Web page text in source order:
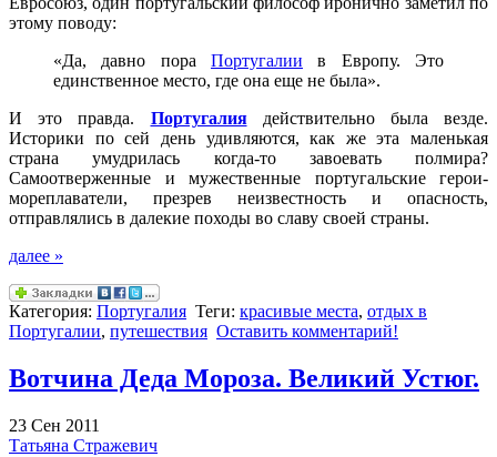
этому поводу:
«Да, давно пора Португалии в Европу. Это
единственное место, где она еще не была».
И это правда. Португалиядействительно была везде.
Историки по сей день удивляются, как же эта маленькая
страна умудрилась когда-то завоевать полмира?
Самоотверженные и мужественные португальские герои-
мореплаватели, презрев неизвестность и опасность,
отправлялись в далекие походы во славу своей страны.
далее »
Категория: Португалия Теги: красивые места, отдых в
Португалии, путешествия Оставить комментарий!
Вотчина Деда Мороза. Великий Устюг.
23 Сен 2011
Татьяна Стражевич